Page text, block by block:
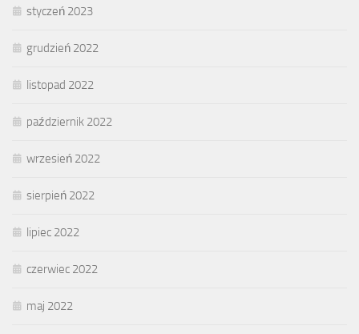
styczeń 2023
grudzień 2022
listopad 2022
październik 2022
wrzesień 2022
sierpień 2022
lipiec 2022
czerwiec 2022
maj 2022